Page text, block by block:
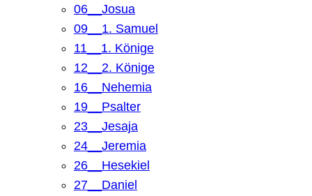
06__Josua
09__1. Samuel
11__1. Könige
12__2. Könige
16__Nehemia
19__Psalter
23__Jesaja
24__Jeremia
26__Hesekiel
27__Daniel